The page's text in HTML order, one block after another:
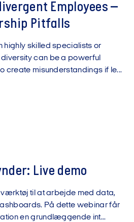
Employees –
Pitfalls
highly skilled specialists or
can be a powerful
create misunderstandings if le...
Live demo
værktøj til at arbejde med data,
På dette webinar får
en grundlæggende int...